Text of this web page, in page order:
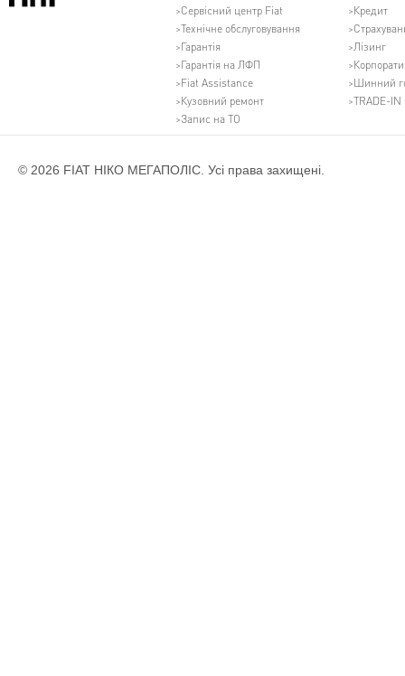
Сервісний центр Fiat
Технічне обслуговування
Гарантія
Гарантія на ЛФП
Fiat Assistance
Кузовний ремонт
Запис на ТО
Кредит
Лізинг
Шинний
TRADE-IN
© 2026 FIAT НІКО МЕГАПОЛІС. Усі права захищені.